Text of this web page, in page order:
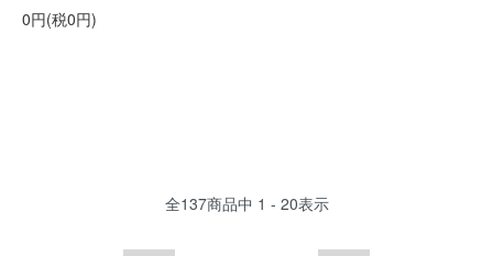
0円(税0円)
全137商品中 1 - 20表示